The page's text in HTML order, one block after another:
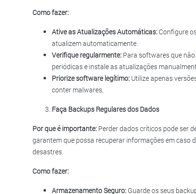
Como fazer:
Ative as Atualizações Automáticas: Configure
atualizem automaticamente.
Verifique regularmente: Para softwares que
periódicas e instale as atualizações
Priorize software legítimo: Utilize apenas
conter malwares.
Faça Backups Regulares dos Dados
Por que é importante: Perder dados críticos pode ser
garantem que possa recuperar informações em caso
desastres.
Como fazer:
Armazenamento Seguro: Guarde os seus